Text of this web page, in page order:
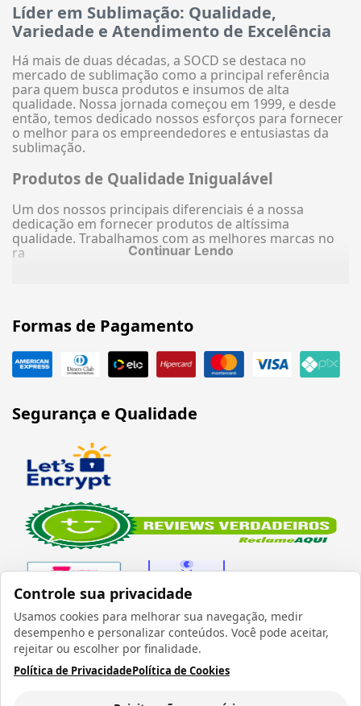
Controle sua privacidade
Usamos cookies para melhorar sua navegação, medir
desempenho e personalizar conteúdos. Você pode aceitar,
rejeitar ou escolher por finalidade.
Política de PrivacidadePolítica de Cookies
Líder em Sublimação: Qualidade,
Variedade e Atendimento de Excelência
Há mais de duas décadas, a SOCD se destaca no
mercado de sublimação como a principal referência
para quem busca produtos e insumos de alta
qualidade. Nossa jornada começou em 1999, e desde
então, temos dedicado nossos esforços para fornecer
o melhor para os empreendedores e entusiastas da
sublimação.
Produtos de Qualidade Inigualável
Um dos nossos principais diferenciais é a nossa
dedicação em fornecer produtos de altíssima
qualidade. Trabalhamos com as melhores marcas no
ra
Continuar Lendo
Formas de Pagamento
Segurança e Qualidade
Verificada por